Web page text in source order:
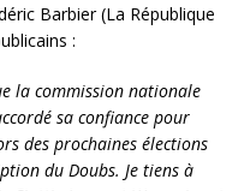
Barbier (La République
:
la commission nationale
sa confiance pour
des prochaines élections
du Doubs. Je tiens à